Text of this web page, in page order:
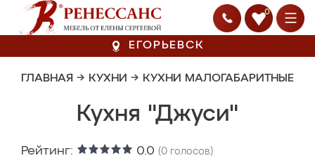
0
ЕГОРЬЕВСК
ГЛАВНАЯ → КУХНИ → КУХНИ МАЛОГАБАРИТНЫЕ
Кухня "Джуси"
Рейтинг: 0.0 (0 голосов)